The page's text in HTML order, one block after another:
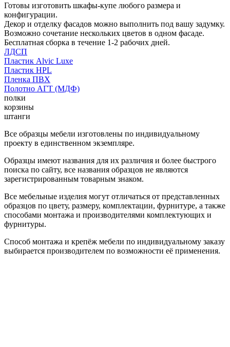
Готовы изготовить шкафы-купе любого размера и
конфигурации.
Декор и отделку фасадов можно выполнить под вашу задумку.
Возможно сочетание нескольких цветов в одном фасаде.
Бесплатная сборка в течение 1-2 рабочих дней.
ЛДСП
Пластик Alvic Luxe
Пластик HPL
Пленка ПВХ
Полотно АГТ (МДФ)
полки
корзины
штанги
Все образцы мебели изготовлены по индивидуальному
проекту в единственном экземпляре.
Образцы имеют названия для их различия и более быстрого
поиска по сайту, все названия образцов не являются
зарегистрированным товарным знаком.
Все мебельные изделия могут отличаться от представленных
образцов по цвету, размеру, комплектации, фурнитуре, а также
способами монтажа и производителями комплектующих и
фурнитуры.
Способ монтажа и крепёж мебели по индивидуальному заказу
выбирается производителем по возможности её применения.